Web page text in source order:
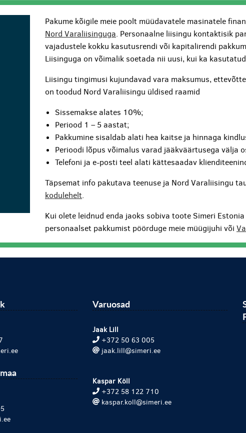
Pakume kõigile meie poolt müüdavatele masinatele
Nord Varaliisinguga. Personaalne liisingu kontaktisik
vajadustele kokku kasutusrendi või kapitalirendi
Liisinguga on võimalik soetada nii uusi, kui ka
Liisingu tingimusi kujundavad vara maksumus,
on toodud Nord Varaliisingu üldised raamid
Sissemakse alates 10%;
Periood 1 – 5 aastat;
Pakkumine sisaldab alati hea kaitse ja hinnaga
Perioodi lõpus võimalus varad jääkväärtusega välja
Telefoni ja e-posti teel alati kättesaadav
Täpsemat info pakutava teenuse ja Nord Varaliisingu
kodulehelt.
Kui olete leidnud enda jaoks sobiva toote Simeri
personaalset pakkumist pöörduge meie müügijuhi või
Varuosad
Jaak Lill
+372 50 63 005
jaak.lill@simeri.ee
Kaspar Köll
+372 58 122 710
kaspar.koll@simeri.ee